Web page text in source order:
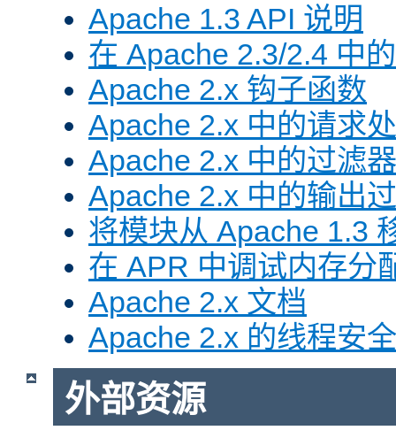
Apache 1.3 API 说明
在 Apache 2.3/2.4 中
Apache 2.x 钩子函数
Apache 2.x 中的请求
Apache 2.x 中的过滤器
Apache 2.x 中的输出
将模块从 Apache 1.3
在 APR 中调试内存分
Apache 2.x 文档
Apache 2.x 的线程安
外部资源